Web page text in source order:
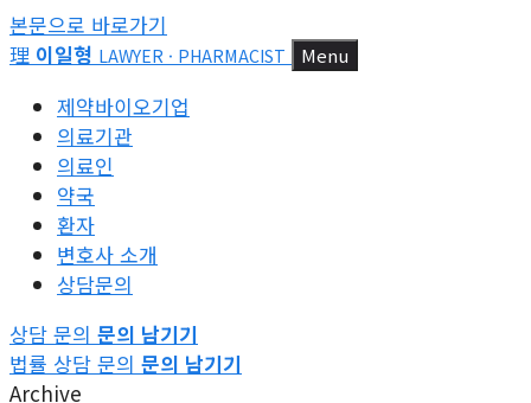
본문으로 바로가기
理 이일형 LAWYER · PHARMACIST Menu
제약바이오기업
의료기관
의료인
약국
환자
변호사 소개
상담문의
상담 문의 문의 남기기
법률 상담 문의 문의 남기기
Archive